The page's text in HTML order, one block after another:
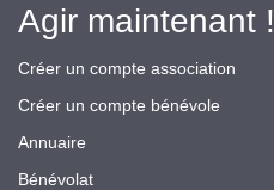
Agir maintenant !
Créer un compte association
Créer un compte bénévole
Annuaire
Bénévolat